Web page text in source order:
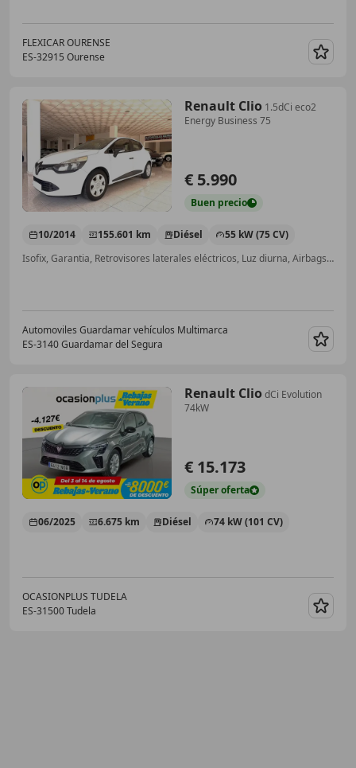
FLEXICAR OURENSE
ES-32915 Ourense
Renault Clio 1.5dCi eco2
Energy Business 75
€ 5.990
Buen precio
10/2014 155.601 km Diésel
55 kW (75 CV)
Isofix, Garantia, Retrovisores laterales eléctricos, Luz diurna, Airbags laterales
Automoviles Guardamar vehículos Multimarca
ES-3140 Guardamar del Segura
Renault Clio dCi Evolution
74kW
€ 15.173
Súperoferta
06/2025 6.675 km Diésel 74 kW (101 CV)
OCASIONPLUS TUDELA
ES-31500 Tudela